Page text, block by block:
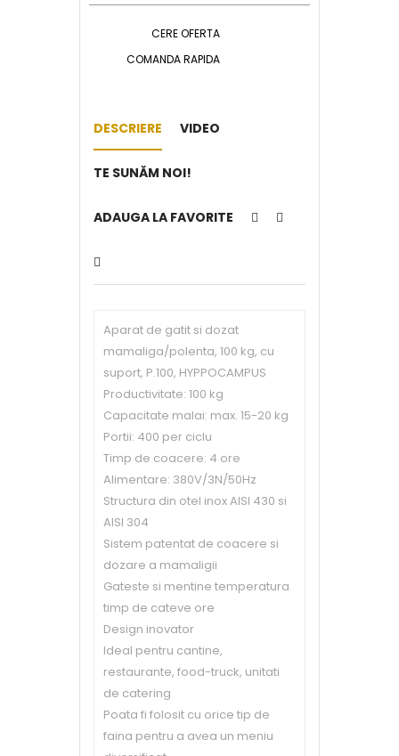
CERE OFERTA
COMANDA RAPIDA
DESCRIERE VIDEO
TE SUNĂM NOI!
ADAUGA LA FAVORITE
Aparat de gatit si dozat
mamaliga/polenta, 100 kg, cu
suport, P.100, HYPPOCAMPUS
Productivitate: 100 kg
Capacitate malai: max. 15-20 kg
Portii: 400 per ciclu
Timp de coacere: 4 ore
Alimentare: 380V/3N/50Hz
Structura din otel inox AISI 430 si
AISI 304
Sistem patentat de coacere si
dozare a mamaligii
Gateste si mentine temperatura
timp de cateve ore
Design inovator
Ideal pentru cantine,
restaurante, food-truck, unitati
de catering
Poata fi folosit cu orice tip de
faina pentru a avea un meniu